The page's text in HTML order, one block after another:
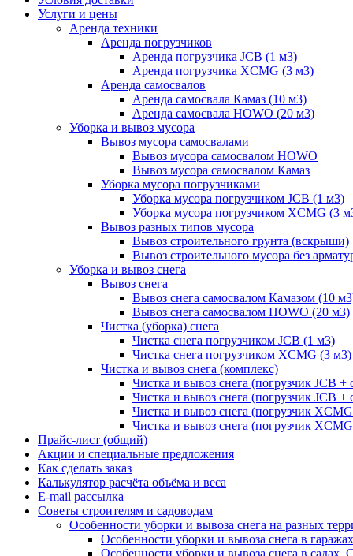
Услуги и цены
Аренда техники
Аренда погрузчиков
Аренда погрузчика JCB (1 м3)
Аренда погрузчика XCMG (3 м3)
Аренда самосвалов
Аренда самосвала Камаз (10 м3)
Аренда самосвала HOWO (20 м3)
Уборка и вывоз мусора
Вывоз мусора самосвалами
Вывоз мусора самосвалом HOWO
Вывоз мусора самосвалом Камаз
Уборка мусора погрузчиками
Уборка мусора погрузчиком JCB (1 м3)
Уборка мусора погрузчиком XCMG (3
Вывоз разных типов мусора
Вывоз строительного грунта (вскрыши)
Вывоз строительного мусора без
Уборка и вывоз снега
Вывоз снега
Вывоз снега самосвалом Камазом (10
Вывоз снега самосвалом HOWO (20 м3)
Чистка (уборка) снега
Чистка снега погрузчиком JCB (1 м3)
Чистка снега погрузчиком XCMG (3 м3)
Чистка и вывоз снега (комплекс)
Чистка и вывоз снега (погрузчик JCB +
Чистка и вывоз снега (погрузчик JCB +
Чистка и вывоз снега (погрузчик
Чистка и вывоз снега (погрузчик
Прайс-лист (общий)
Акции и специальные предложения
Как сделать заказ
Калькулятор расчёта объёма и веса
E-mail рассылка
Советы строителям и садоводам
Особенности уборки и вывоза снега на разных
Особенности уборки и вывоза снега в
Особенности уборки и вывоза снега в садах,